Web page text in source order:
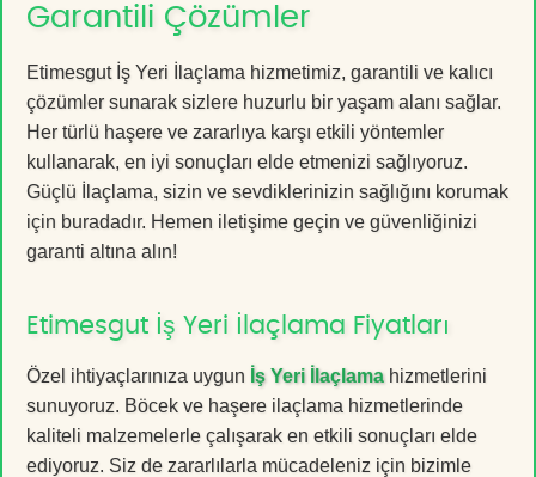
Garantili Çözümler
Etimesgut İş Yeri İlaçlama hizmetimiz, garantili ve kalıcı
çözümler sunarak sizlere huzurlu bir yaşam alanı sağlar.
Her türlü haşere ve zararlıya karşı etkili yöntemler
kullanarak, en iyi sonuçları elde etmenizi sağlıyoruz.
Güçlü İlaçlama, sizin ve sevdiklerinizin sağlığını korumak
için buradadır. Hemen iletişime geçin ve güvenliğinizi
garanti altına alın!
Etimesgut İş Yeri İlaçlama Fiyatları
Özel ihtiyaçlarınıza uygun İş Yeri İlaçlamahizmetlerini
sunuyoruz. Böcek ve haşere ilaçlama hizmetlerinde
kaliteli malzemelerle çalışarak en etkili sonuçları elde
ediyoruz. Siz de zararlılarla mücadeleniz için bizimle